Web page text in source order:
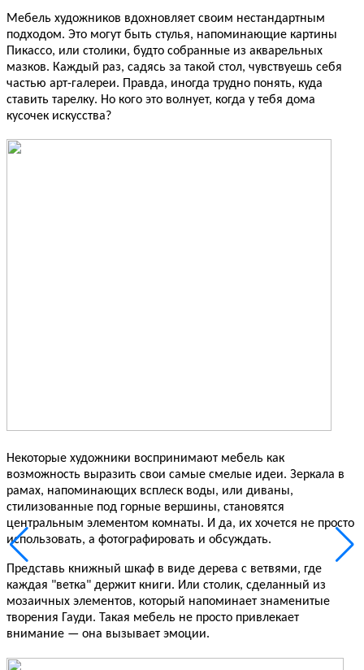
Мебель художников вдохновляет своим нестандартным
подходом. Это могут быть стулья, напоминающие картины
Пикассо, или столики, будто собранные из акварельных
мазков. Каждый раз, садясь за такой стол, чувствуешь себя
частью арт-галереи. Правда, иногда трудно понять, куда
ставить тарелку. Но кого это волнует, когда у тебя дома
кусочек искусства?
Некоторые художники воспринимают мебель как
возможность выразить свои самые смелые идеи. Зеркала в
рамах, напоминающих всплеск воды, или диваны,
стилизованные под горные вершины, становятся
центральным элементом комнаты. И да, их хочется не просто
использовать, а фотографировать и обсуждать.
Представь книжный шкаф в виде дерева с ветвями, где
каждая "ветка" держит книги. Или столик, сделанный из
мозаичных элементов, который напоминает знаменитые
творения Гауди. Такая мебель не просто привлекает
внимание — она вызывает эмоции.